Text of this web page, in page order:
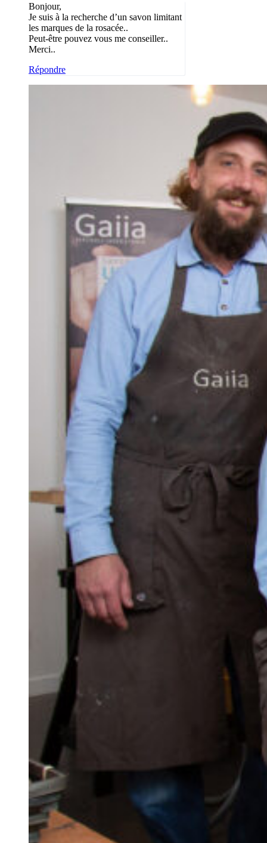
Bonjour,
Je suis à la recherche d’un savon limitant
les marques de la rosacée..
Peut-être pouvez vous me conseiller..
Merci..
Répondre